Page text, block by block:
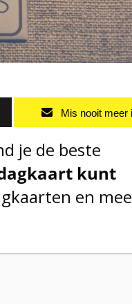
Mis nooit meer
je de beste
kunt
en